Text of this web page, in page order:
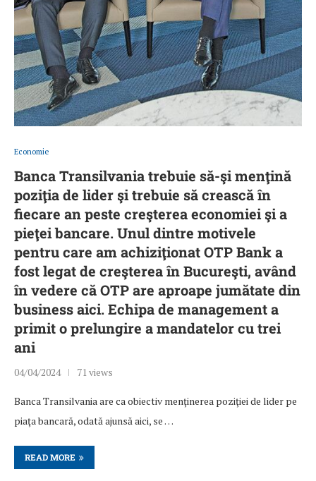
Economie
Banca Transilvania trebuie să-şi menţină
poziţia de lider şi trebuie să crească în
fiecare an peste creşterea economiei şi a
pieţei bancare. Unul dintre motivele
pentru care am achiziţionat OTP Bank a
fost legat de creşterea în Bucureşti, având
în vedere că OTP are aproape jumătate din
business aici. Echipa de management a
primit o prelungire a mandatelor cu trei
ani
04/04/2024 71 views
Banca Transilvania are ca obiectiv menţinerea poziţiei de lider pe
piaţa bancară, odată ajunsă aici, se …
READ MORE